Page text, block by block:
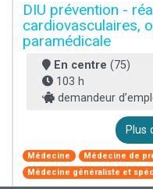
DIU prévention -
cardiovasculaires,
paramédicale
En centre (75)
103 h
demandeur
Plus
Médecine
Médecine de
Médecine généraliste et